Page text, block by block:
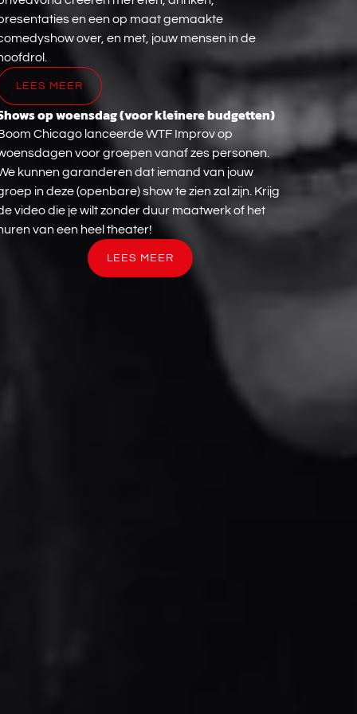
en een op maat gemaakte
over, en met, jouw mensen in de
LEES MEER
op woensdag (voor kleinere budgetten)
Chicago lanceerde WTF Improv op
voor groepen vanaf zes personen.
kunnen garanderen dat iemand van jouw
in deze (openbare) show te zien zal zijn. Krijg
video die je wilt zonder duur maatwerk of het
van een heel theater!
LEES MEER